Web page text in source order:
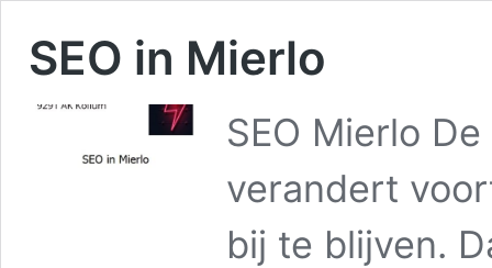
SEO in Mierlo
SEO Mierlo
verandert
bij te blijven.